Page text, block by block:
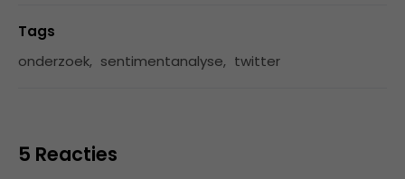
Tags
onderzoek, sentimentanalyse, twitter
5 Reacties